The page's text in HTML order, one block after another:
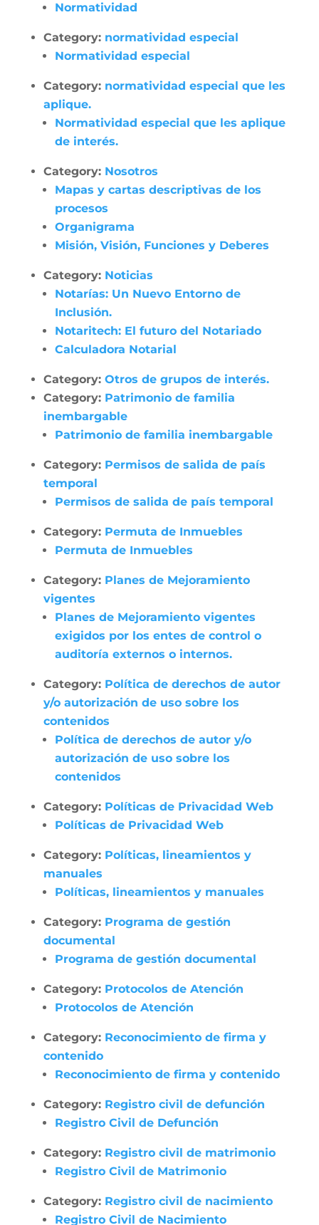
Normatividad
Category: normatividad especial
Normatividad especial
Category: normatividad especial que les
aplique.
Normatividad especial que les aplique
de interés.
Category: Nosotros
Mapas y cartas descriptivas de los
procesos
Organigrama
Misión, Visión, Funciones y Deberes
Category: Noticias
Notarías: Un Nuevo Entorno de
Inclusión.
Notaritech: El futuro del Notariado
Calculadora Notarial
Category: Otros de grupos de interés.
Category: Patrimonio de familia
inembargable
Patrimonio de familia inembargable
Category: Permisos de salida de país
temporal
Permisos de salida de país temporal
Category: Permuta de Inmuebles
Permuta de Inmuebles
Category: Planes de Mejoramiento
vigentes
Planes de Mejoramiento vigentes
exigidos por los entes de control o
auditoría externos o internos.
Category: Política de derechos de autor
y/o autorización de uso sobre los
contenidos
Política de derechos de autor y/o
autorización de uso sobre los
contenidos
Category: Políticas de Privacidad Web
Políticas de Privacidad Web
Category: Políticas, lineamientos y
manuales
Políticas, lineamientos y manuales
Category: Programa de gestión
documental
Programa de gestión documental
Category: Protocolos de Atención
Protocolos de Atención
Category: Reconocimiento de firma y
contenido
Reconocimiento de firma y contenido
Category: Registro civil de defunción
Registro Civil de Defunción
Category: Registro civil de matrimonio
Registro Civil de Matrimonio
Category: Registro civil de nacimiento
Registro Civil de Nacimiento